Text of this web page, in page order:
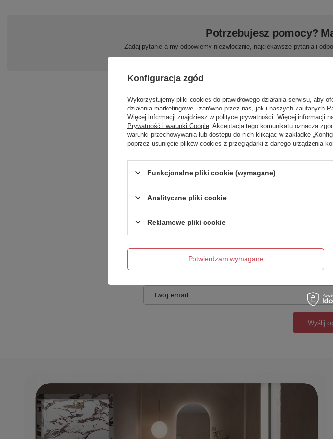
Potrzebujesz pomocy?
Zadaj pytanie a my odpowiemy niezwłocznie, najciekawsze pytania i
Napisz
Twoja
Treść twojej opinii
Dodaj własne zdjęcie produktu:
Twoje imię
Twój email
Wyślij
Konfiguracja zgód
Wykorzystujemy pliki cookies do prawidłowego działania serwisu, aby
działania marketingowe - zarówno przez nas, jak i naszych Zaufanych
Więcej informacji znajdziesz w polityce prywatności . Więcej informacji
Prywatność i warunki Google . Akceptacja tego komunikatu oznacza
warunki przechowywania lub dostępu do nich klikając w zakładkę
poprzez usunięcie plików cookies z przeglądarki z danego urządzenia
Funkcjonalne pliki cookie (wymagane)
Analityczne pliki cookie
Reklamowe pliki cookie
Potwierdzam wymagane